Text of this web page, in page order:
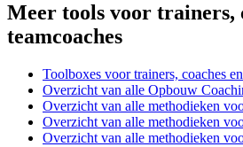
Meer tools voor trainers,
teamcoaches
Toolboxes voor trainers, coaches
Overzicht van alle Opbouw
Overzicht van alle methodieken
Overzicht van alle methodieken
Overzicht van alle methodieken